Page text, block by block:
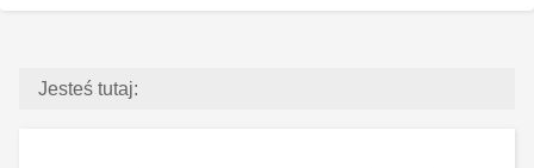
Jesteś tutaj: